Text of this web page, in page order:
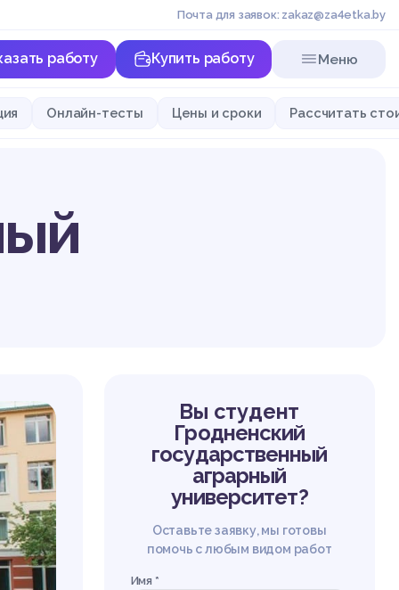
Почта для заявок: zakaz@za4etka.by
работу Купить работу Меню
Онлайн-тесты Цены и сроки Рассчитать
Вы студент
Гродненский
государственный
аграрный
университет?
Оставьте заявку, мы готовы
помочь с любым видом работ
Имя *